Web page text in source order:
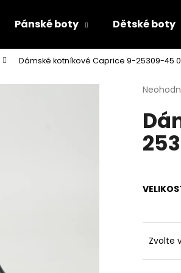
Pánské boty Dětské boty
Dámské kotníkové Caprice 9-25309-45
produktu
je
0,0
z
Zvolte
Co potřebujete najít?
2418511